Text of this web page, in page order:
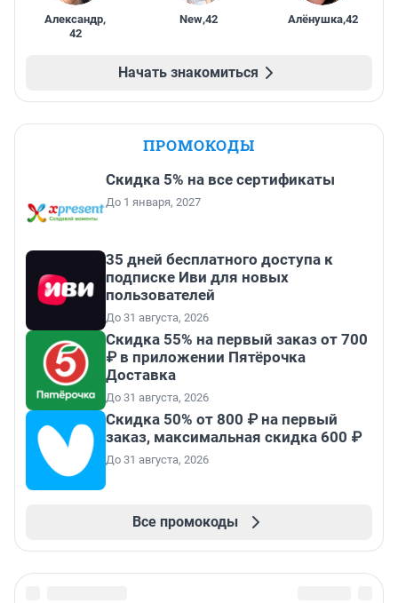
Александр,
42
New,42 Алёнушка,42
Начать знакомиться
ПРОМОКОДЫ
Скидка 5% на все сертификаты
До 1 января, 2027
35 дней бесплатного доступа к
подписке Иви для новых
пользователей
До 31 августа, 2026
Скидка 55% на первый заказ от 700
₽ в приложении Пятёрочка
Доставка
До 31 августа, 2026
Скидка 50% от 800 ₽ на первый
заказ, максимальная скидка 600 ₽
До 31 августа, 2026
Все промокоды